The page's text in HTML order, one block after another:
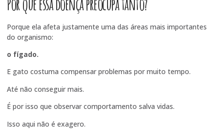
Porque ela afeta justamente uma das áreas mais importantes
do organismo:
o fígado.
E gato costuma compensar problemas por muito tempo.
Até não conseguir mais.
É por isso que observar comportamento salva vidas.
Isso aqui não é exagero.